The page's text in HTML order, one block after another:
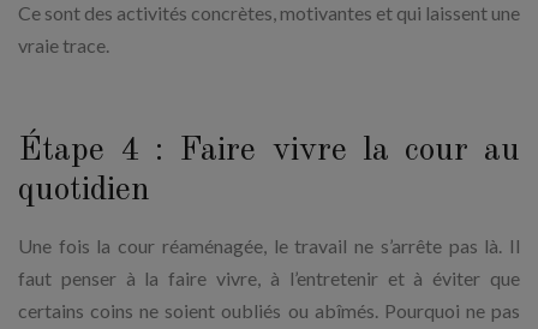
Ce sont des activités concrètes, motivantes et qui laissent une
vraie trace.
Étape 4 : Faire vivre la cour au
quotidien
Une fois la cour réaménagée, le travail ne s’arrête pas là. Il
faut penser à la faire vivre, à l’entretenir et à éviter que
certains coins ne soient oubliés ou abîmés. Pourquoi ne pas